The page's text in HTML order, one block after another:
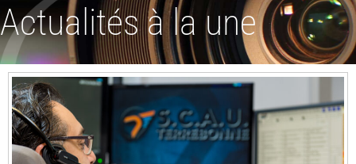
Actualités à la une